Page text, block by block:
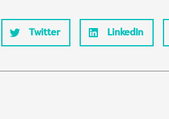
Twitter LinkedIn